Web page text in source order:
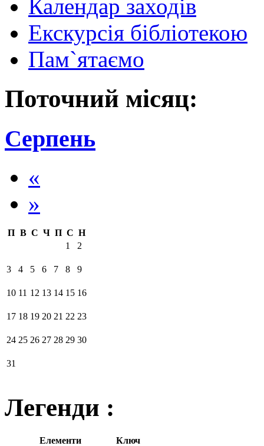
Календар заходів
Екскурсія бібліотекою
Пам`ятаємо
Поточний місяц:
Серпень
«
»
П В С Ч П С Н
1
2
3 4 5 6 7 8 9
10 11 12 13 14 15 16
17 18 19 20 21 22 23
24 25 26 27 28 29 30
31
Легенди :
Елементи
Ключ